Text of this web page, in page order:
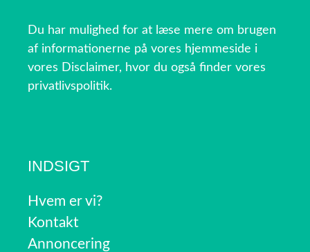
Du har mulighed for at læse mere om brugen
af informationerne på vores hjemmeside i
vores Disclaimer, hvor du også finder vores
privatlivspolitik.
INDSIGT
Hvem er vi?
Kontakt
Annoncering